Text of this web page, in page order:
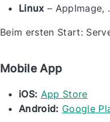
Linux – AppImage,
Beim ersten Start:
Mobile App
iOS: App Store
Android: Google